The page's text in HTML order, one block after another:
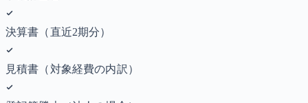
決算書（直近2期分）
見積書（対象経費の内訳）